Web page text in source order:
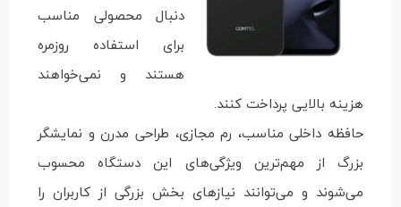
دنبال محصولی مناسب
برای استفاده روزمره
هستند و نمی‌خواهند
هزینه بالایی پرداخت کنند.
حافظه داخلی مناسب، رم مجازی، طراحی مدرن و نمایشگر
بزرگ از مهم‌ترین ویژگی‌های این دستگاه محسوب
می‌شوند و می‌توانند نیازهای بخش بزرگی از کاربران را